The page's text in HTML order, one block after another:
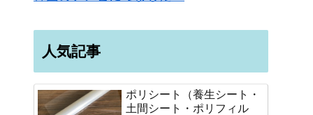
人気記事
ポリシート（養生シート・
土間シート・ポリフィル